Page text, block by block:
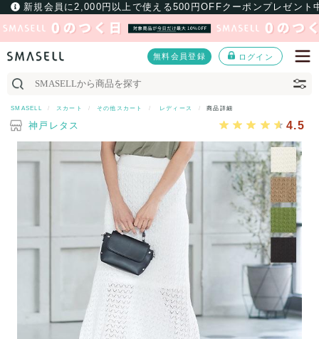
新規会員に2,000円以上で使える500円OFFクーポンプレゼント
無料会員登録 ログイン
SMASELL スカート その他スカート レディース 商品詳細
神戸レタス 4.5